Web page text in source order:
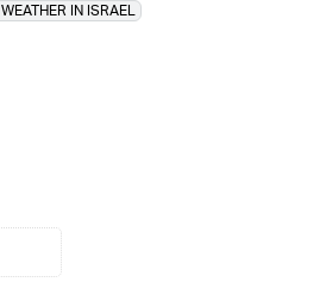
WEATHER IN ISRAEL